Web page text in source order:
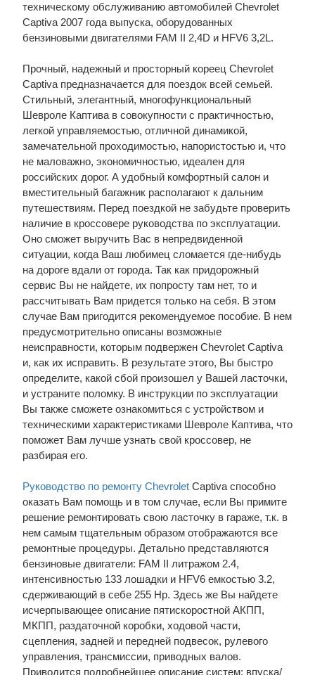
техническому обслуживанию автомобилей Chevrolet
Captiva 2007 года выпуска, оборудованных
бензиновыми двигателями FAM II 2,4D и HFV6 3,2L.
Прочный, надежный и просторный кореец Chevrolet
Captiva предназначается для поездок всей семьей.
Стильный, элегантный, многофункциональный
Шевроле Каптива в совокупности с практичностью,
легкой управляемостью, отличной динамикой,
замечательной проходимостью, напористостью и, что
не маловажно, экономичностью, идеален для
российских дорог. А удобный комфортный салон и
вместительный багажник располагают к дальним
путешествиям. Перед поездкой не забудьте проверить
наличие в кроссовере руководства по эксплуатации.
Оно сможет выручить Вас в непредвиденной
ситуации, когда Ваш любимец сломается где-нибудь
на дороге вдали от города. Так как придорожный
сервис Вы не найдете, их попросту там нет, то и
рассчитывать Вам придется только на себя. В этом
случае Вам пригодится рекомендуемое пособие. В нем
предусмотрительно описаны возможные
неисправности, которым подвержен Chevrolet Captiva
и, как их исправить. В результате этого, Вы быстро
определите, какой сбой произошел у Вашей ласточки,
и устраните поломку. В инструкции по эксплуатации
Вы также сможете ознакомиться с устройством и
техническими характеристиками Шевроле Каптива, что
поможет Вам лучше узнать свой кроссовер, не
разбирая его.
Руководство по ремонту ChevroletCaptiva способно
оказать Вам помощь и в том случае, если Вы примите
решение ремонтировать свою ласточку в гараже, т.к. в
нем самым тщательным образом отображаются все
ремонтные процедуры. Детально представляются
бензиновые двигатели: FAM II литражом 2.4,
интенсивностью 133 лошадки и HFV6 емкостью 3.2,
сдерживающий в себе 255 Hp. Здесь же Вы найдете
исчерпывающее описание пятискоростной АКПП,
МКПП, раздаточной коробки, ходовой части,
сцепления, задней и передней подвесок, рулевого
управления, трансмиссии, приводных валов.
Приводится подробнейшее описание систем: впуска/